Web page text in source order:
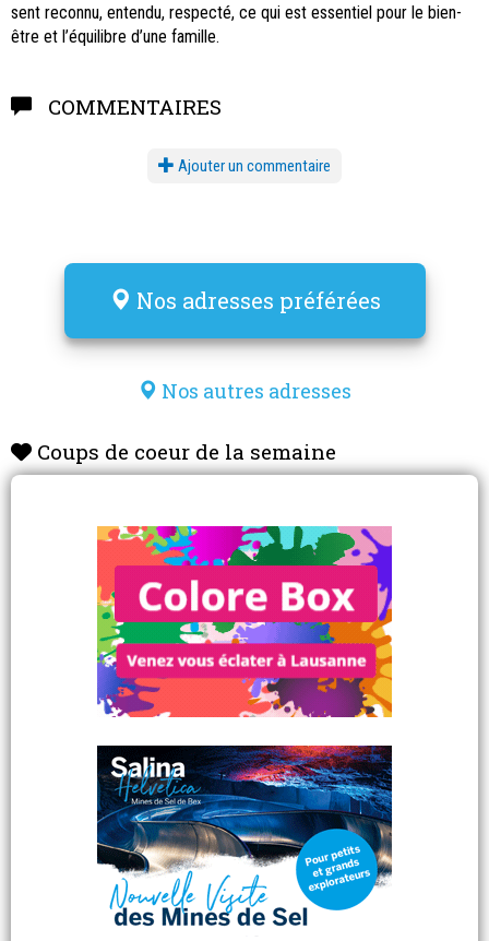
sent reconnu, entendu, respecté, ce qui est essentiel pour le bien-
être et l’équilibre d’une famille.
COMMENTAIRES
Ajouter un commentaire
Nos adresses préférées
Nos autres adresses
Coups de coeur de la semaine